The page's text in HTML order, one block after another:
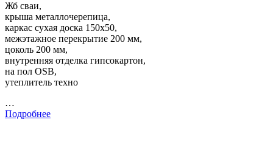
Жб сваи,
крыша металлочерепица,
каркас сухая доска 150х50,
межэтажное перекрытие 200 мм,
цоколь 200 мм,
внутренняя отделка гипсокартон,
на пол OSB,
утеплитель техно
…
Подробнее